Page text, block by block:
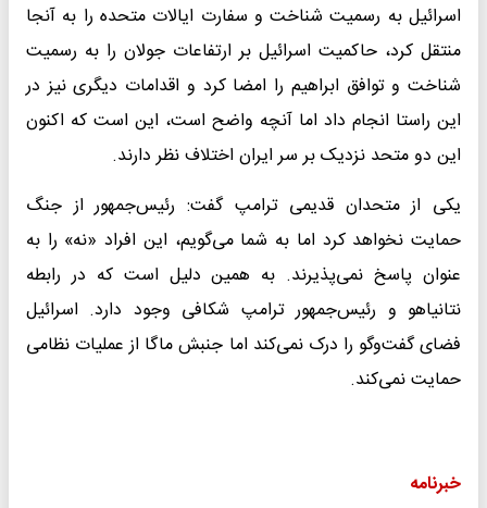
اسرائیل به رسمیت شناخت و سفارت ایالات متحده را به آنجا
منتقل کرد، حاکمیت اسرائیل بر ارتفاعات جولان را به رسمیت
شناخت و توافق ابراهیم را امضا کرد و اقدامات دیگری نیز در
این راستا انجام داد اما آنچه واضح است، این است که اکنون
این دو متحد نزدیک بر سر ایران اختلاف نظر دارند.
یکی از متحدان قدیمی ترامپ گفت: رئیس‌جمهور از جنگ
حمایت نخواهد کرد اما به شما می‌گویم، این افراد «نه» را به
عنوان پاسخ نمی‌پذیرند. به همین دلیل است که در رابطه
نتانیاهو و رئیس‌جمهور ترامپ شکافی وجود دارد. اسرائیل
فضای گفت‌وگو را درک نمی‌کند اما جنبش ماگا از عملیات نظامی
حمایت نمی‌کند.
خبرنامه